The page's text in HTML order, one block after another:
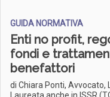
GUIDA NORMATIVA
Enti no profit,
fondi e
benefattori
di Chiara Ponti, Avvocato,